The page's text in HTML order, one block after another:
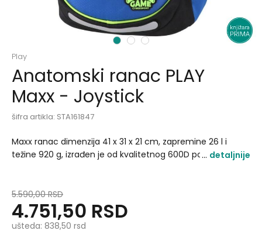
1 2 3
Play
Anatomski ranac PLAY
Maxx - Joystick
šifra artikla: STA161847
Maxx ranac dimenzija 41 x 31 x 21 cm, zapremine 26 l i
težine 920 g, izrađen je od kvalitetnog 600D poliestera sa
reflektujuće trake povećavaju bezbednost u saobraćaju..
detaljnije
5.590,00 RSD
4.751,50 RSD
ušteda: 838,50 rsd